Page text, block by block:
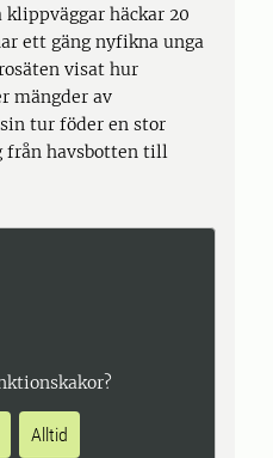
klippväggar häckar 20
ett gäng nyfikna unga
visat hur
mängder av
tur föder en stor
från havsbotten till
Alltid